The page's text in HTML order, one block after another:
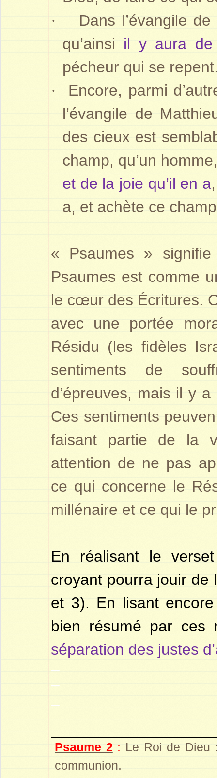
·
Dans l’évangile
qu’ainsi il y aura
pécheur qui se
·
Encore, parmi
l’évangile de
des cieux est
champ, qu’un
et de la joie qu’il en a
a, et achète ce
« Psaumes »
Psaumes est comme
le cœur des Écritures.
avec une portée
Résidu (les fidèles
sentiments de
d’épreuves, mais il y
Ces sentiments
faisant partie de la
attention de ne pas
ce qui concerne le
millénaire et ce qui le
En réalisant le
croyant pourra jouir de
et 3). En lisant
bien résumé par
séparation des justes
–
–
–
Psaume 2 : Le Roi de Dieu
communion.